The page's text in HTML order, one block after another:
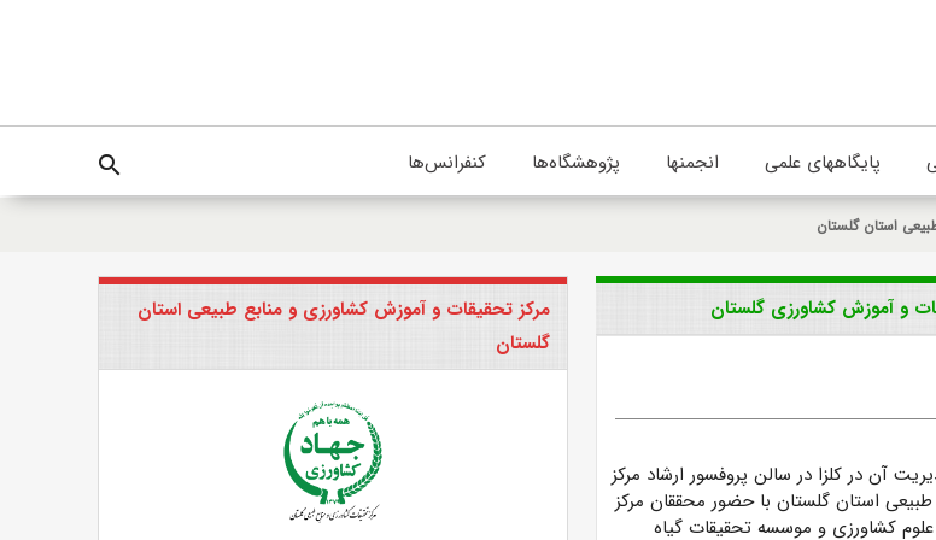
پایگاههای علمی انجمنها پژوهشگاه‌ها کنفرانس‌ها search
استان گلستان
و آموزش کشاورزی گلستان
آن در کلزا در سالن پروفسور ارشاد مرکز
استان گلستان با حضور محققان مرکز
کشاورزی و موسسه تحقیقات گیاه
مرکز تحقیقات و آموزش کشاورزی و منابع طبیعی استان
گلستان